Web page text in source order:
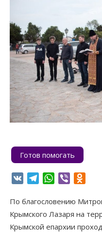
Готов помогать
VK TelegramWhatsApp
Viber
По благословению
Крымского Лазаря на
Крымской епархии